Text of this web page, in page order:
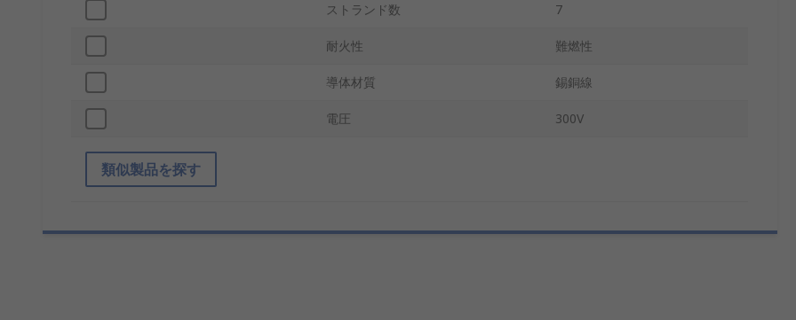
ストランド数 7
耐火性 難燃性
導体材質 錫銅線
電圧 300V
類似製品を探す